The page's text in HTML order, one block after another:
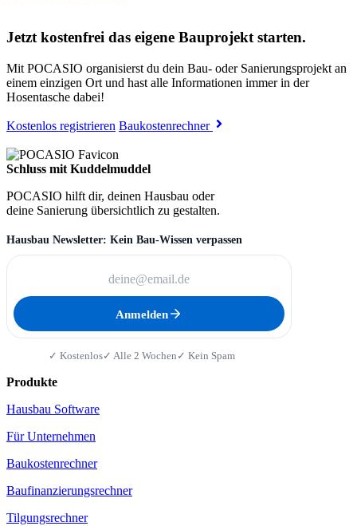
Jetzt kostenfrei das eigene Bauprojekt starten.
Mit POCASIO organisierst du dein Bau- oder Sanierungsprojekt an
einem einzigen Ort und hast alle Informationen immer in der
Hosentasche dabei!
Kostenlos registrieren Baukostenrechner
Schluss mit Kuddelmuddel
POCASIO hilft dir, deinen Hausbau oder
deine Sanierung übersichtlich zu gestalten.
Hausbau Newsletter: Kein Bau-Wissen verpassen
Anmelden
✓ Kostenlos✓ Alle 2 Wochen ✓ Kein Spam
Produkte
Hausbau Software
Für Unternehmen
Baukostenrechner
Baufinanzierungsrechner
Tilgungsrechner